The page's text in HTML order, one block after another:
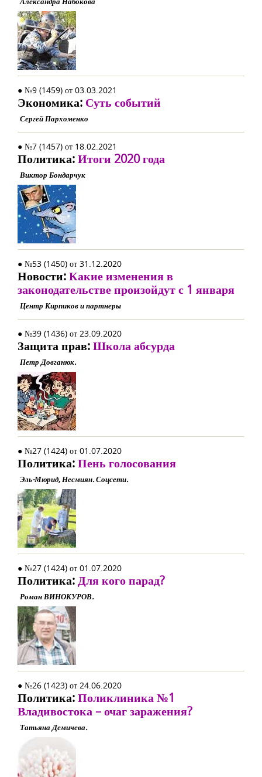
● №9 (1459) от 03.03.2021
Экономика: Суть событий
Сергей Пархоменко
● №7 (1457) от 18.02.2021
Политика:Итоги 2020 года
Виктор Бондарчук
● №53 (1450) от 31.12.2020
Новости:Какие изменения в
законодательстве произойдут с 1 января
Центр Кирпиков и партнеры
● №39 (1436) от 23.09.2020
Защита прав:Школа абсурда
Петр Довганюк.
● №27 (1424) от 01.07.2020
Политика:Пень голосования
Эль-Мюрид, Несмиян. Соцсети.
● №27 (1424) от 01.07.2020
Политика:Для кого парад?
Роман ВИНОКУРОВ.
● №26 (1423) от 24.06.2020
Политика:Поликлиника №1
Владивостока – очаг заражения?
Татьяна Демичева.